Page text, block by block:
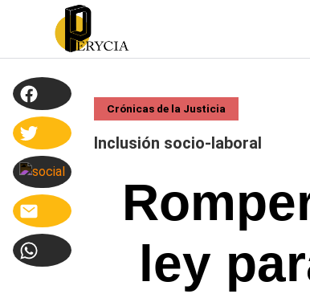
Crónicas de la Justicia
Inclusión socio-laboral
ley